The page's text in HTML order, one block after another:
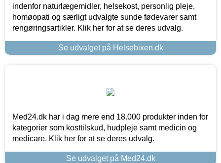
indenfor naturlægemidler, helsekost, personlig pleje,
homøopati og særligt udvalgte sunde fødevarer samt
rengøringsartikler. Klik her for at se deres udvalg.
Se udvalget på Helsebixen.dk
Med24.dk har i dag mere end 18.000 produkter inden for
kategorier som kosttilskud, hudpleje samt medicin og
medicare. Klik her for at se deres udvalg.
Se udvalget på Med24.dk